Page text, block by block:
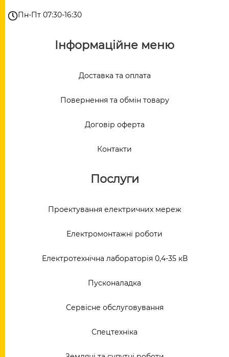
Пн-Пт 07:30-16:30
Інформаційне меню
Доставка та оплата
Повернення та обмін товару
Договір оферта
Контакти
Послуги
Проектування електричних мереж
Електромонтажні роботи
Електротехнічна лабораторія 0,4-35 кВ
Пусконаладка
Сервісне обслуговування
Спецтехніка